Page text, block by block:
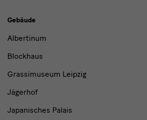
Gebäude,
Museen
Institutionen
Gebäude
Albertinum
Blockhaus
Grassimuseum Leipzig
Jägerhof
Japanisches Palais